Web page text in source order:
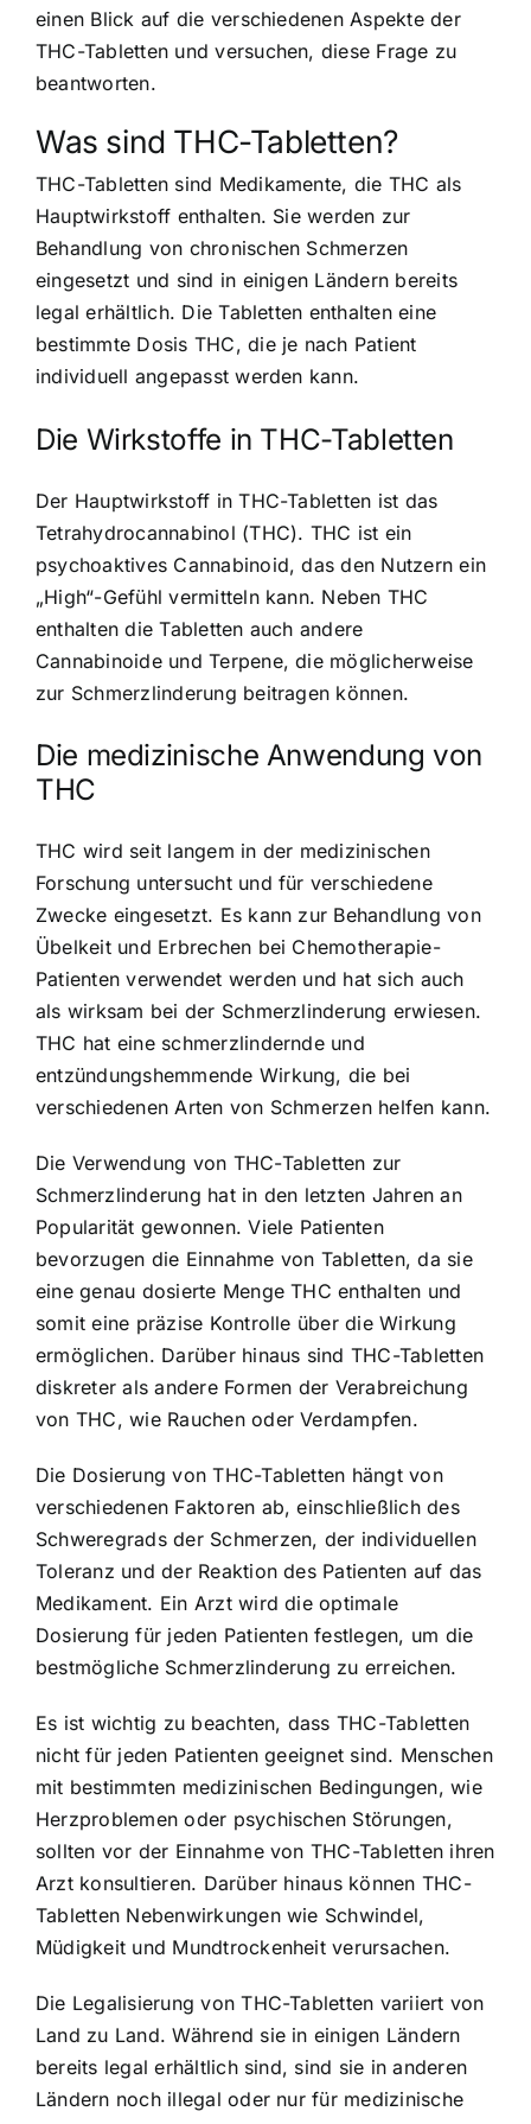
einen Blick auf die verschiedenen Aspekte der
THC-Tabletten und versuchen, diese Frage zu
beantworten.
Was sind THC-Tabletten?
THC-Tabletten sind Medikamente, die THC als
Hauptwirkstoff enthalten. Sie werden zur
Behandlung von chronischen Schmerzen
eingesetzt und sind in einigen Ländern bereits
legal erhältlich. Die Tabletten enthalten eine
bestimmte Dosis THC, die je nach Patient
individuell angepasst werden kann.
Die Wirkstoffe in THC-Tabletten
Der Hauptwirkstoff in THC-Tabletten ist das
Tetrahydrocannabinol (THC). THC ist ein
psychoaktives Cannabinoid, das den Nutzern ein
„High“-Gefühl vermitteln kann. Neben THC
enthalten die Tabletten auch andere
Cannabinoide und Terpene, die möglicherweise
zur Schmerzlinderung beitragen können.
Die medizinische Anwendung von
THC
THC wird seit langem in der medizinischen
Forschung untersucht und für verschiedene
Zwecke eingesetzt. Es kann zur Behandlung von
Übelkeit und Erbrechen bei Chemotherapie-
Patienten verwendet werden und hat sich auch
als wirksam bei der Schmerzlinderung erwiesen.
THC hat eine schmerzlindernde und
entzündungshemmende Wirkung, die bei
verschiedenen Arten von Schmerzen helfen kann.
Die Verwendung von THC-Tabletten zur
Schmerzlinderung hat in den letzten Jahren an
Popularität gewonnen. Viele Patienten
bevorzugen die Einnahme von Tabletten, da sie
eine genau dosierte Menge THC enthalten und
somit eine präzise Kontrolle über die Wirkung
ermöglichen. Darüber hinaus sind THC-Tabletten
diskreter als andere Formen der Verabreichung
von THC, wie Rauchen oder Verdampfen.
Die Dosierung von THC-Tabletten hängt von
verschiedenen Faktoren ab, einschließlich des
Schweregrads der Schmerzen, der individuellen
Toleranz und der Reaktion des Patienten auf das
Medikament. Ein Arzt wird die optimale
Dosierung für jeden Patienten festlegen, um die
bestmögliche Schmerzlinderung zu erreichen.
Es ist wichtig zu beachten, dass THC-Tabletten
nicht für jeden Patienten geeignet sind. Menschen
mit bestimmten medizinischen Bedingungen, wie
Herzproblemen oder psychischen Störungen,
sollten vor der Einnahme von THC-Tabletten ihren
Arzt konsultieren. Darüber hinaus können THC-
Tabletten Nebenwirkungen wie Schwindel,
Müdigkeit und Mundtrockenheit verursachen.
Die Legalisierung von THC-Tabletten variiert von
Land zu Land. Während sie in einigen Ländern
bereits legal erhältlich sind, sind sie in anderen
Ländern noch illegal oder nur für medizinische